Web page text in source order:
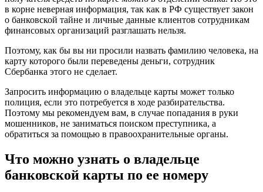
в корне неверная информация, так как в РФ существует закон
о банковской тайне и личные данные клиентов сотрудникам
финансовых организаций разглашать нельзя.
Поэтому, как бы вы ни просили назвать фамилию человека, на
карту которого были переведены деньги, сотрудник
Сбербанка этого не сделает.
Запросить информацию о владельце карты может только
полиция, если это потребуется в ходе разбирательства.
Поэтому мы рекомендуем вам, в случае попадания в руки
мошенников, не заниматься поиском преступника, а
обратиться за помощью в правоохранительные органы.
Что можно узнать о владельце
банковской карты по ее номеру